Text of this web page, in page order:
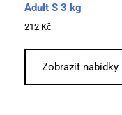
Adult S 3 kg
212 Kč
Zobrazit nabídky